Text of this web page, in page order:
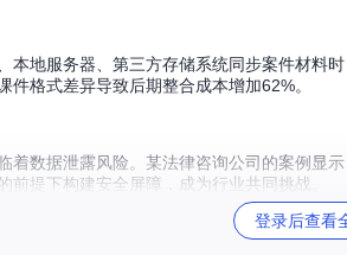
本地服务器、第三方存储系统同步案件材料
格式差异导致后期整合成本增加62%。
着数据泄露风险。某法律咨询公司的案例显
前提下构建安全屏障，成为行业共同挑战。
分拣系统一样工作的解析引擎
登录后查看